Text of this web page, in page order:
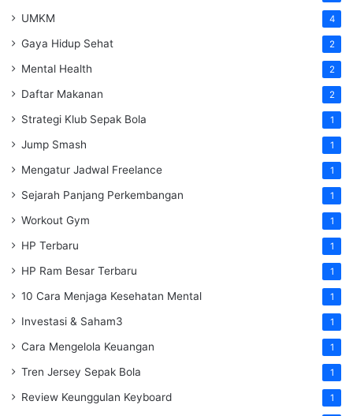
UMKM 4
Gaya Hidup Sehat 2
Mental Health 2
Daftar Makanan 2
Strategi Klub Sepak Bola 1
Jump Smash 1
Mengatur Jadwal Freelance 1
Sejarah Panjang Perkembangan 1
Workout Gym 1
HP Terbaru 1
HP Ram Besar Terbaru 1
10 Cara Menjaga Kesehatan Mental 1
Investasi & Saham3 1
Cara Mengelola Keuangan 1
Tren Jersey Sepak Bola 1
Review Keunggulan Keyboard 1